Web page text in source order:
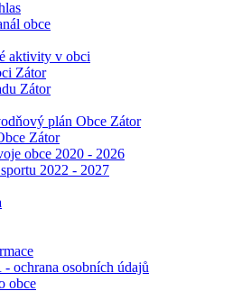
obce
aktivity v obci
Zátor
Zátor
plán Obce Zátor
Zátor
obce 2020 - 2026
2022 - 2027
ochrana osobních údajů
obce